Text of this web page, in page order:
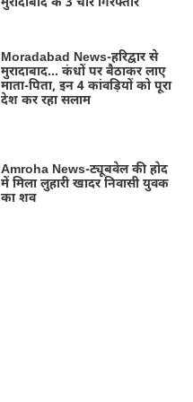
Moradabad News-हरिद्वार से
मुरादाबाद… कंधों पर बैठाकर लाए
माता-पिता, इन 4 कांवड़ियों को पूरा
देश कर रहा सलाम
Amroha News-ट्यूबवेल की होद
में मिला लुहारी खादर निवासी युवक
का शव